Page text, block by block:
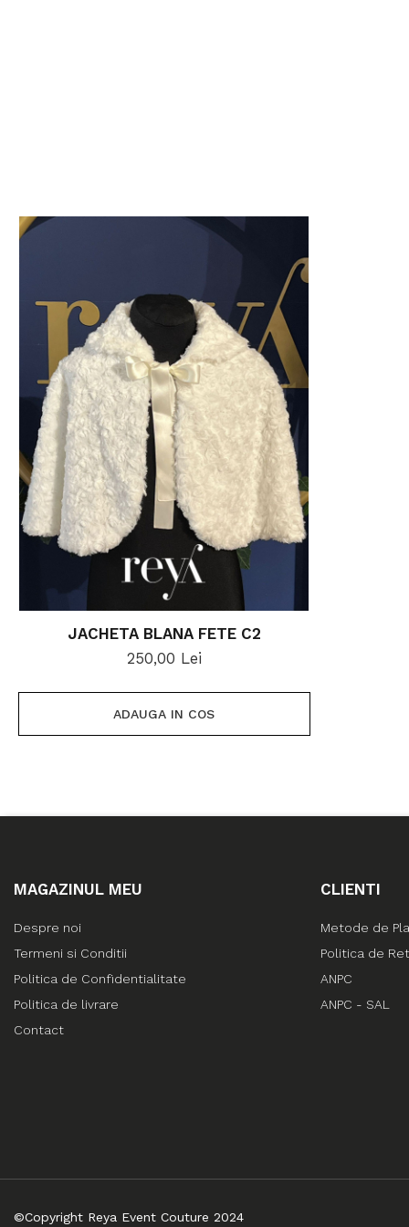
JACHETA BLANA FETE C2
250,00 Lei
ADAUGA IN COS
MAGAZINUL MEU
Despre noi
Termeni si Conditii
Politica de Confidentialitate
Politica de livrare
Contact
CLIENTI
Metode de
Politica de
ANPC
ANPC - SAL
©Copyright Reya Event Couture 2024